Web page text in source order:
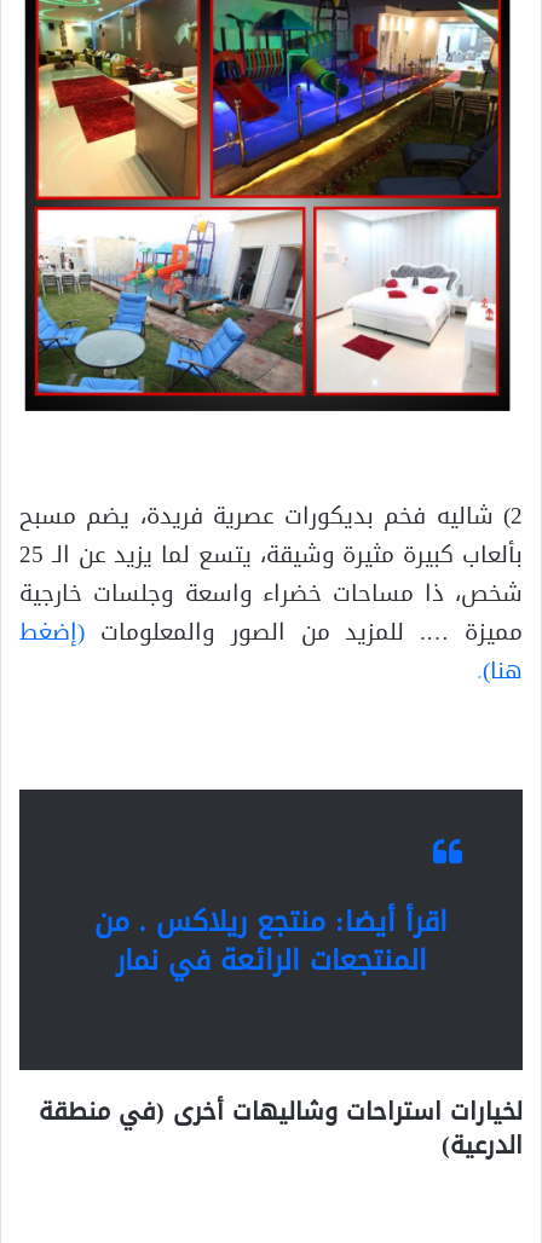
2) شاليه فخم بديكورات عصرية فريدة، يضم مسبح
بألعاب كبيرة مثيرة وشيقة، يتسع لما يزيد عن الـ 25
شخص، ذا مساحات خضراء واسعة وجلسات خارجية
مميزة …. للمزيد من الصور والمعلومات (إضغط
هنا).
اقرأ أيضا: منتجع ريلاكس . من
المنتجعات الرائعة في نمار
لخيارات استراحات وشاليهات أخرى (في منطقة
الدرعية)